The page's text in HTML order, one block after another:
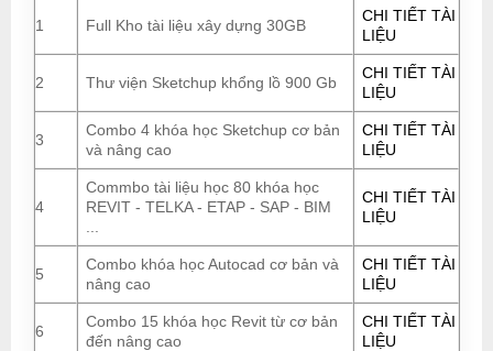
1 Full Kho tài liệu xây dựng 30GB
CHI TIẾT TÀI
LIỆU
2 Thư viện Sketchup khổng lồ 900 Gb
CHI TIẾT TÀI
LIỆU
3
Combo 4 khóa học Sketchup cơ bản
và nâng cao
CHI TIẾT TÀI
LIỆU
4
Commbo tài liệu học 80 khóa học
REVIT - TELKA - ETAP - SAP - BIM
CHI TIẾT TÀI
LIỆU
5
Combo khóa học Autocad cơ bản và
nâng cao
CHI TIẾT TÀI
LIỆU
6
Combo 15 khóa học Revit từ cơ bản
đến nâng cao
CHI TIẾT TÀI
LIỆU